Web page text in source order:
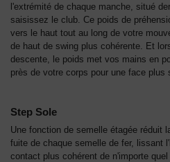
l'extrémité de chaque manche, situé
saisissez le club. Ce poids de
vers le haut tout au long de votre
de haut de swing plus cohérente. Et
descente, le poids met vos mains en
près de votre corps pour une face plus
Step Sole
Une fonction de semelle étagée réduit
fuite de chaque semelle de fer, lissant
contact plus cohérent de n'importe quel